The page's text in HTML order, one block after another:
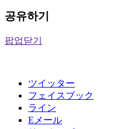
공유하기
팝업닫기
ツイッター
フェイスブック
ライン
Eメール